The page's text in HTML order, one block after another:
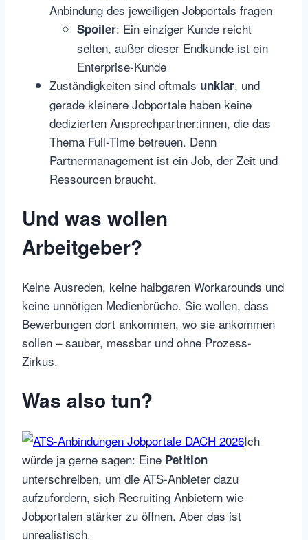
Anbindung des jeweiligen Jobportals fragen
Spoiler: Ein einziger Kunde reicht
selten, außer dieser Endkunde ist ein
Enterprise-Kunde
Zuständigkeiten sind oftmals unklar, und
gerade kleinere Jobportale haben keine
dedizierten Ansprechpartner:innen, die das
Thema Full-Time betreuen. Denn
Partnermanagement ist ein Job, der Zeit und
Ressourcen braucht.
Und was wollen
Arbeitgeber?
Keine Ausreden, keine halbgaren Workarounds und
keine unnötigen Medienbrüche. Sie wollen, dass
Bewerbungen dort ankommen, wo sie ankommen
sollen – sauber, messbar und ohne Prozess-
Zirkus.
Was also tun?
Ich
würde ja gerne sagen: Eine Petition
unterschreiben, um die ATS-Anbieter dazu
aufzufordern, sich Recruiting Anbietern wie
Jobportalen stärker zu öffnen. Aber das ist
unrealistisch.